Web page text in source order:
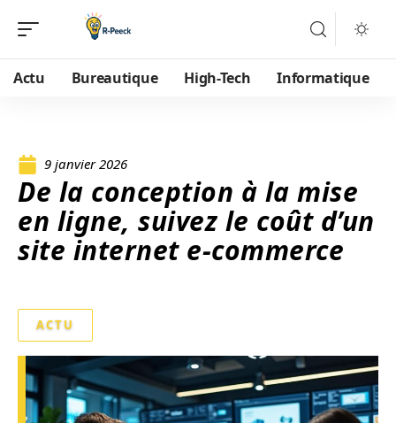
Actu Bureautique High-Tech Informatique
9 janvier 2026
De la conception à la mise
en ligne, suivez le coût d’un
site internet e-commerce
ACTU